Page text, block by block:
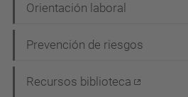
Orientación laboral
Prevención de riesgos
Recursos biblioteca